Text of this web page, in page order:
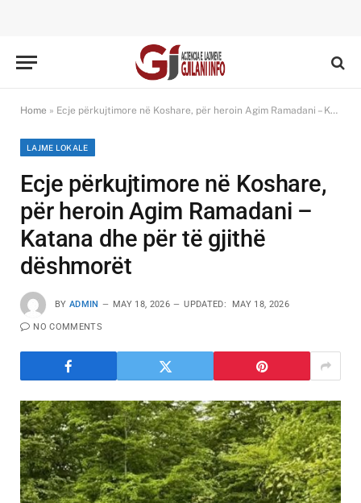
Home » Ecje përkujtimore në Koshare, për heroin Agim Ramadani – Katana dhe për të gjithë dëshmorët
LAJME LOKALE
Ecje përkujtimore në Koshare,
për heroin Agim Ramadani –
Katana dhe për të gjithë
dëshmorët
BY ADMIN MAY 18, 2026 UPDATED: MAY 18, 2026
NO COMMENTS